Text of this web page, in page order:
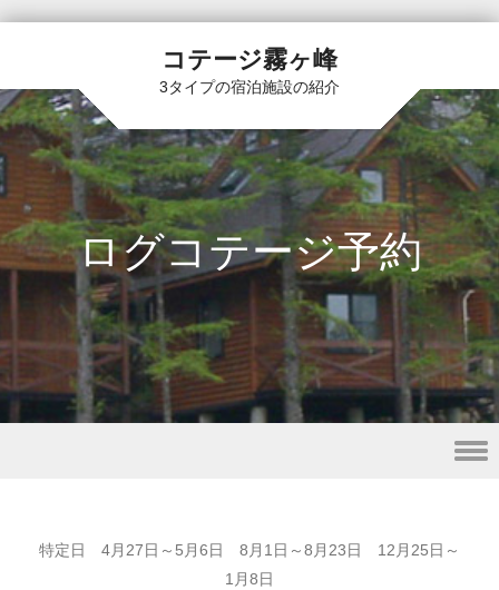
コテージ霧ヶ峰
3タイプの宿泊施設の紹介
ログコテージ予約
特定日 4月27日～5月6日 8月1日～8月23日 12月25日～
1月8日